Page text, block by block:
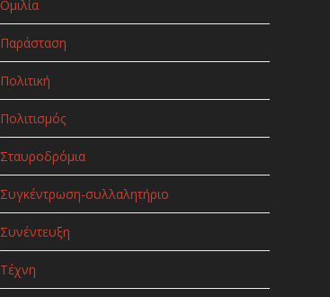
Ομιλία
Παράσταση
Πολιτική
Πολιτισμός
Σταυροδρόμια
Συγκέντρωση-συλλαλητήριο
Συνέντευξη
Τέχνη